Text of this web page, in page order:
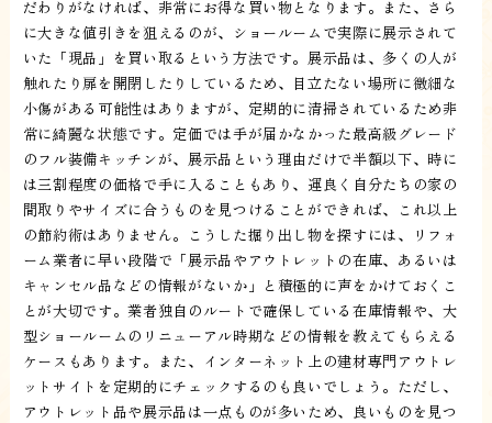
だわりがなければ、非常にお得な買い物となります。また、さら
に大きな値引きを狙えるのが、ショールームで実際に展示されて
いた「現品」を買い取るという方法です。展示品は、多くの人が
触れたり扉を開閉したりしているため、目立たない場所に微細な
小傷がある可能性はありますが、定期的に清掃されているため非
常に綺麗な状態です。定価では手が届かなかった最高級グレード
のフル装備キッチンが、展示品という理由だけで半額以下、時に
は三割程度の価格で手に入ることもあり、運良く自分たちの家の
間取りやサイズに合うものを見つけることができれば、これ以上
の節約術はありません。こうした掘り出し物を探すには、リフォ
ーム業者に早い段階で「展示品やアウトレットの在庫、あるいは
キャンセル品などの情報がないか」と積極的に声をかけておくこ
とが大切です。業者独自のルートで確保している在庫情報や、大
型ショールームのリニューアル時期などの情報を教えてもらえる
ケースもあります。また、インターネット上の建材専門アウトレ
ットサイトを定期的にチェックするのも良いでしょう。ただし、
アウトレット品や展示品は一点ものが多いため、良いものを見つ